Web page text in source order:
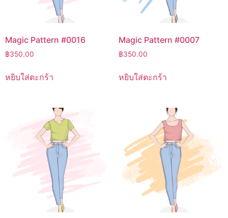
Magic Pattern #0016
฿350.00
หยิบใส่ตะกร้า
Magic Pattern #0007
฿350.00
หยิบใส่ตะกร้า